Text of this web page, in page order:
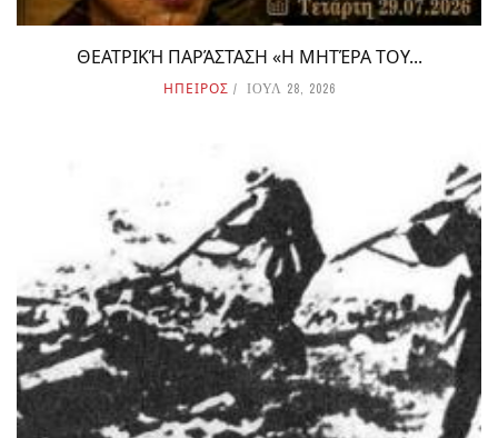
ΘΕΑΤΡΙΚΉ ΠΑΡΆΣΤΑΣΗ «Η ΜΗΤΈΡΑ ΤΟΥ...
ΗΠΕΙΡΟΣ ΙΟΥΛ 28, 2026